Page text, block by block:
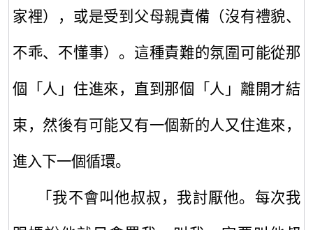
家裡），或是受到父母親責備 （沒有禮貌、
不乖、不懂事） 。 這種責難的氛圍可能從那
個「人」住進來，直到那個「人」離開才結
束，然後有可能又有一個新的人又住進來，
進入下一個循環。
「我不會叫他叔叔，我討厭他。每次我